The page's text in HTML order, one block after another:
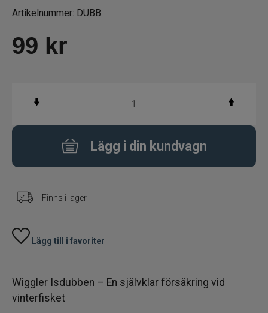
Flugbindning
Flugfiske
Balanspirkar
Mormyska
Rödingblänken
Isborrar
Ismete
Artikelnummer: DUBB
99 kr
Lägg i din kundvagn
Finns i lager
Lägg till i favoriter
Wiggler Isdubben – En självklar försäkring vid
vinterfisket